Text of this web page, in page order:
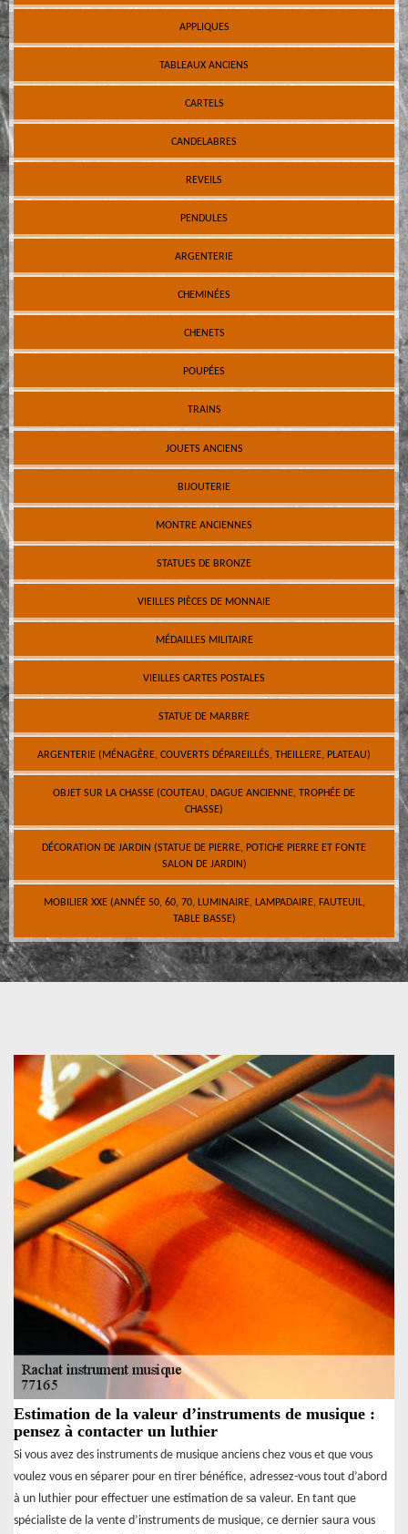
APPLIQUES
TABLEAUX ANCIENS
CARTELS
CANDELABRES
REVEILS
PENDULES
ARGENTERIE
CHEMINÉES
CHENETS
POUPÉES
TRAINS
JOUETS ANCIENS
BIJOUTERIE
MONTRE ANCIENNES
STATUES DE BRONZE
VIEILLES PIÈCES DE MONNAIE
MÉDAILLES MILITAIRE
VIEILLES CARTES POSTALES
STATUE DE MARBRE
ARGENTERIE (MÉNAGÈRE, COUVERTS DÉPAREILLÉS, THEILLERE, PLATEAU)
OBJET SUR LA CHASSE (COUTEAU, DAGUE ANCIENNE, TROPHÉE DE
CHASSE)
DÉCORATION DE JARDIN (STATUE DE PIERRE, POTICHE PIERRE ET FONTE
SALON DE JARDIN)
MOBILIER XXE (ANNÉE 50, 60, 70, LUMINAIRE, LAMPADAIRE, FAUTEUIL,
TABLE BASSE)
Estimation de la valeur d’instruments de musique :
pensez à contacter un luthier
Si vous avez des instruments de musique anciens chez vous et que vous
voulez vous en séparer pour en tirer bénéfice, adressez-vous tout d’abord
à un luthier pour effectuer une estimation de sa valeur. En tant que
spécialiste de la vente d’instruments de musique, ce dernier saura vous